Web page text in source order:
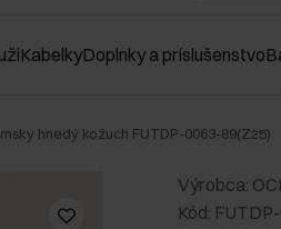
KabelkyDoplnky a príslušenstvo
hnedý kožuch FUTDP-0063-89(Z25)
Výrobca:
Kód: